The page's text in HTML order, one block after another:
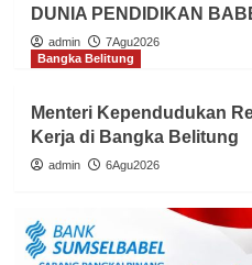
DUNIA PENDIDIKAN
admin
7Agu2026
Bangka Belitung
Menteri Kependudukan
Kerja di Bangka Belitung
admin 6Agu2026